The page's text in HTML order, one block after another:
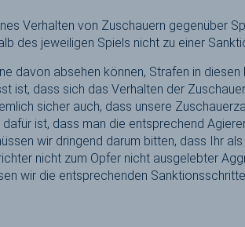
Verhalten von Zuschauern gegenüber
des jeweiligen Spiels nicht zu einer
davon absehen können, Strafen in
ist, dass sich das Verhalten der
sicher auch, dass unsere
ist, dass man die entsprechend
wir dringend darum bitten, dass Ihr
nicht zum Opfer nicht ausgelebter
wir die entsprechenden Sanktionsschritte